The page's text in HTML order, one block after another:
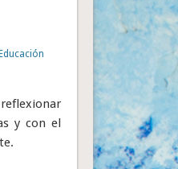
y con el